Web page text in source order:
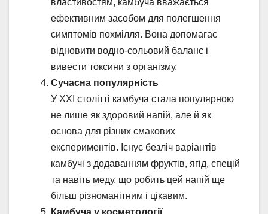
властивостям, камбуча вважається
ефективним засобом для полегшення
симптомів похмілля. Вона допомагає
відновити водно-сольовий баланс і
вивести токсини з організму.
Сучасна популярність
У XXI столітті камбуча стала популярною
не лише як здоровий напій, але й як
основа для різних смакових
експериментів. Існує безліч варіантів
камбучі з додаванням фруктів, ягід, спецій
та навіть меду, що робить цей напій ще
більш різноманітним і цікавим.